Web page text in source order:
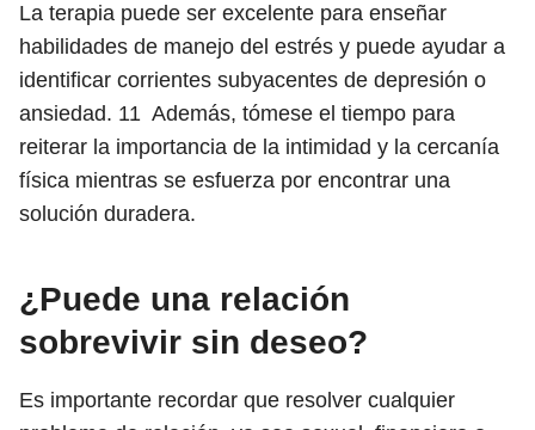
La terapia puede ser excelente para enseñar
habilidades de manejo del estrés y puede ayudar a
identificar corrientes subyacentes de depresión o
ansiedad. 11 Además, tómese el tiempo para
reiterar la importancia de la intimidad y la cercanía
física mientras se esfuerza por encontrar una
solución duradera.
¿Puede una relación
sobrevivir sin deseo?
Es importante recordar que resolver cualquier